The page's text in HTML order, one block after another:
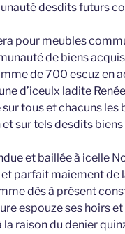
desdits futurs
pour meubles
de biens
de 700 escuz en
d’iceulx ladite
tous et chacuns les
sur tels desdits biens
et baillée à icelle
parfait maiement
dès à présent
espouze ses hoirs
raison du denier